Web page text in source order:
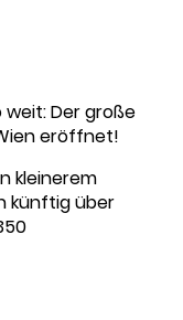
weit: Der große
eröffnet!
kleinerem
künftig über